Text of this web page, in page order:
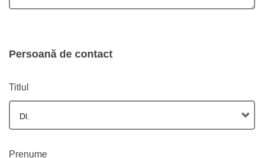
Persoană de contact
Titlul
Dl.
Prenume